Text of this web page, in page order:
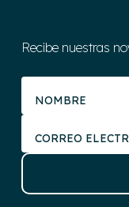
Recibe nuestras